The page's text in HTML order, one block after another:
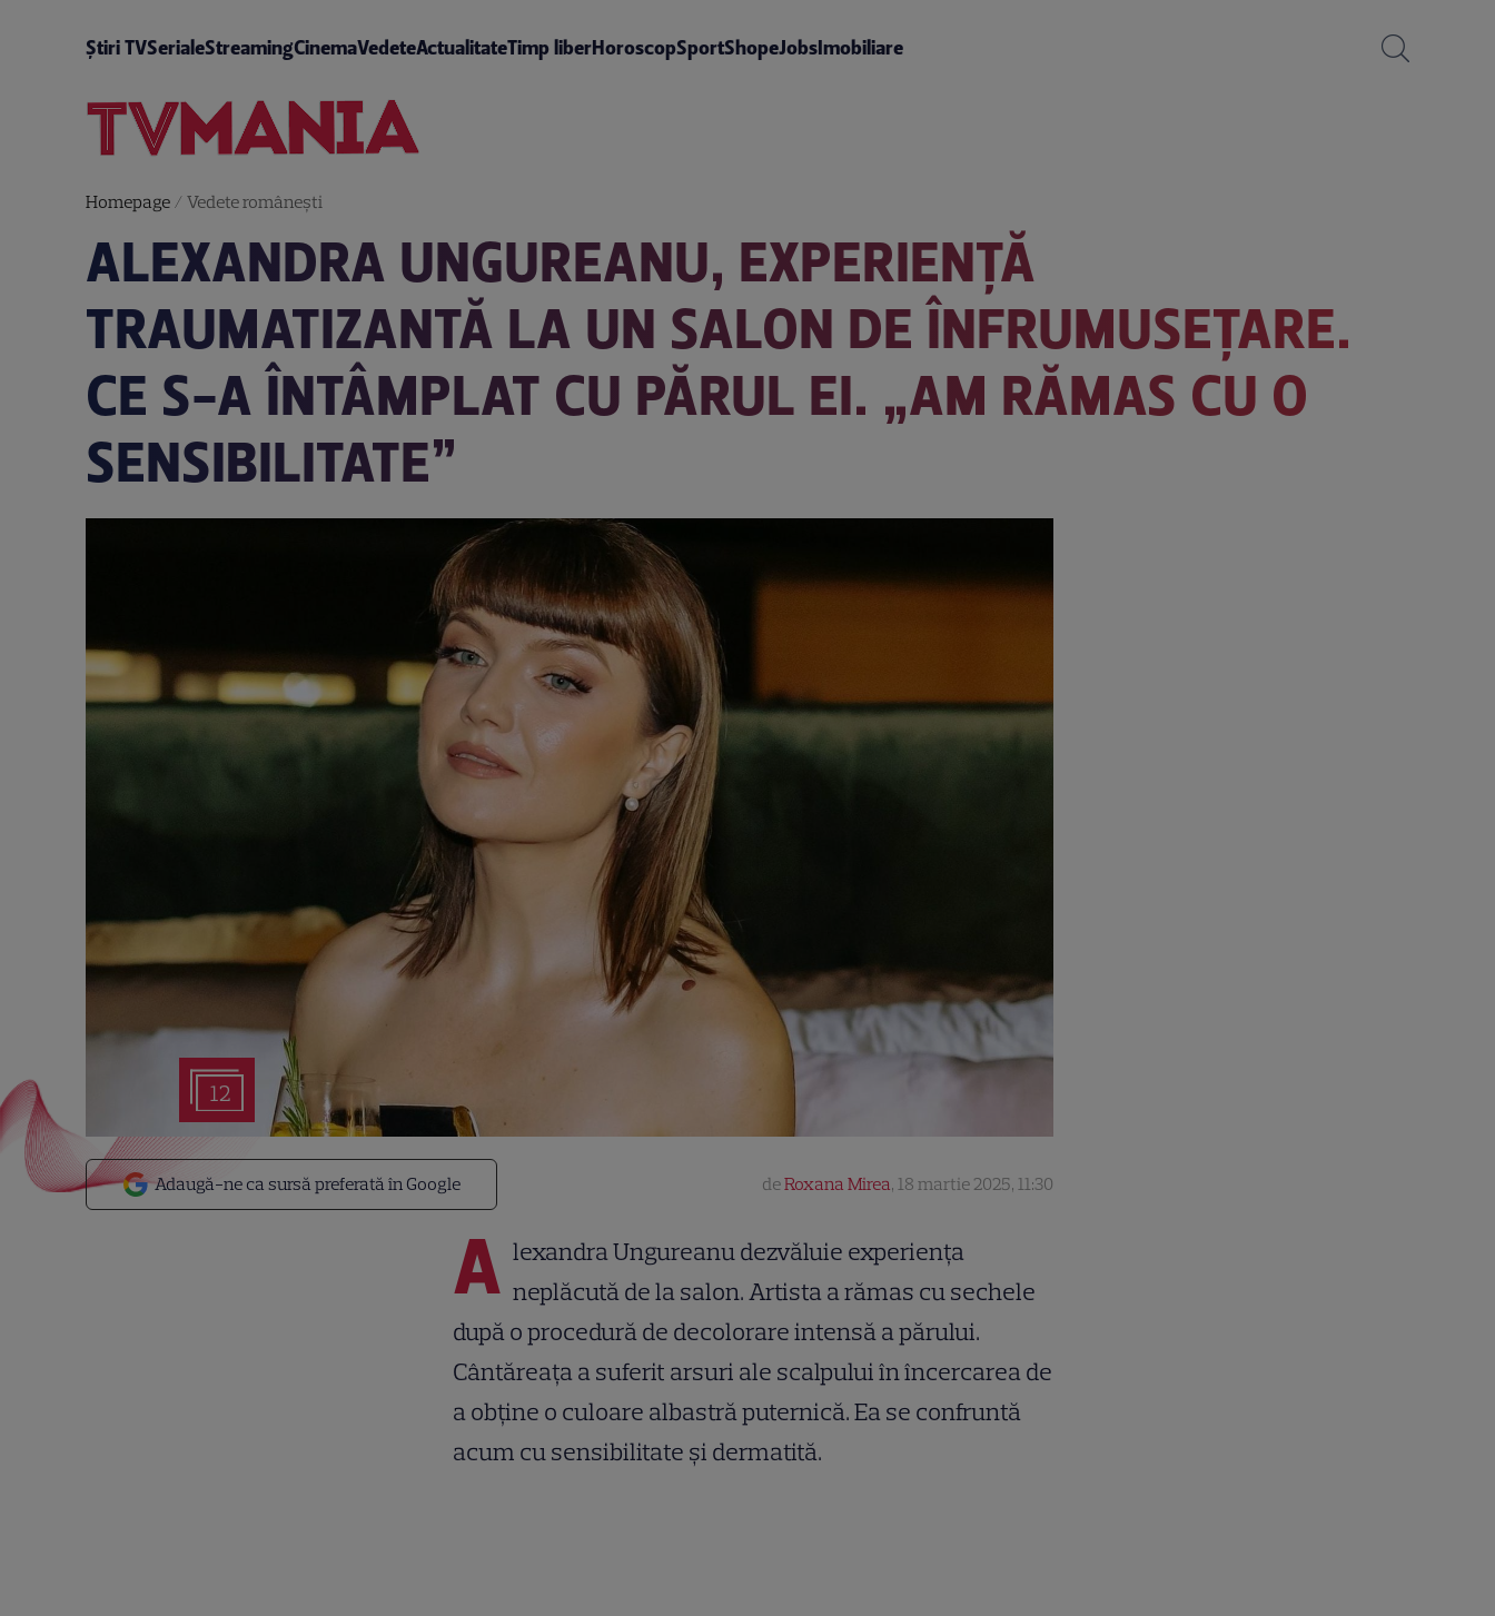
Știri TVSerialeStreamingCinemaVedeteActualitateTimp liberHoroscopSportShopeJobsImobiliare
Homepage/ Vedete româneşti
ALEXANDRA UNGUREANU, EXPERIENȚĂ
TRAUMATIZANTĂ LA UN SALON DE ÎNFRUMUSEȚARE.
CE S-A ÎNTÂMPLAT CU PĂRUL EI. „AM RĂMAS CU O
SENSIBILITATE”
12
Adaugă-ne ca sursă preferată în Google deRoxana Mirea, 18 martie 2025, 11:30
A lexandra Ungureanu dezvăluie experiența
neplăcută de la salon. Artista a rămas cu sechele
după o procedură de decolorare intensă a părului.
Cântăreața a suferit arsuri ale scalpului în încercarea de
a obține o culoare albastră puternică. Ea se confruntă
acum cu sensibilitate și dermatită.